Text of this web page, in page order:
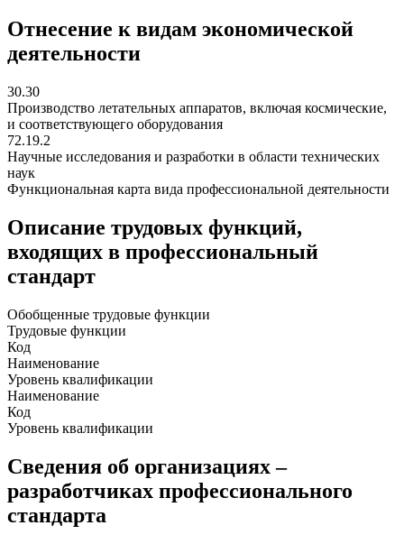
Отнесение к видам экономической
деятельности
30.30
Производство летательных аппаратов, включая космические,
и соответствующего оборудования
72.19.2
Научные исследования и разработки в области технических
наук
Функциональная карта вида профессиональной деятельности
Описание трудовых функций,
входящих в профессиональный
стандарт
Обобщенные трудовые функции
Трудовые функции
Код
Наименование
Уровень квалификации
Наименование
Код
Уровень квалификации
Сведения об организациях –
разработчиках профессионального
стандарта